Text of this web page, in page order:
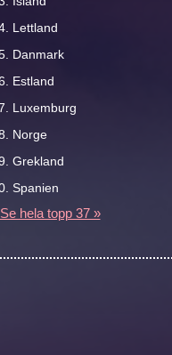
Lettland
Danmark
Estland
Luxemburg
Norge
Grekland
Spanien
Se hela topp 37 »